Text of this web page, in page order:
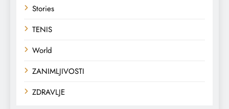
Stories
TENIS
World
ZANIMLJIVOSTI
ZDRAVLJE